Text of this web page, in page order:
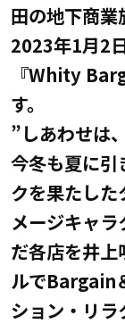
田の地下商業
2023年1月2
『Whity
す。
”しあわせは
今冬も夏に引
クを果たした
メージキャラ
だ各店を井上
ルでBargain
ション・リ